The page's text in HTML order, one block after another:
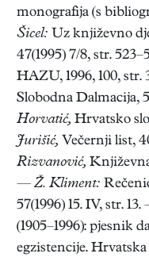
monografija (s
Šicel: Uz književno
47(1995) 7/8, str.
HAZU, 1996, 100, str.
Slobodna Dalmacija,
Horvatić, Hrvatsko
Jurišić, Večernji list,
Rizvanović, Književna
— Ž. Kliment:
57(1996) 15. IV, str.
(1905–1996): pjesnik
egzistencije. Hrvatska